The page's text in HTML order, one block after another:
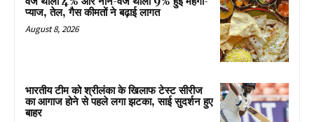
प्याज, तेल, गैस कीमतों ने बढ़ाई लागत
August 8, 2026
भारतीय टीम को श्रीलंका के खिलाफ टेस्ट सीरीज
का आगाज होने से पहले लगा झटका, साई सुदर्शन हुए
बाहर